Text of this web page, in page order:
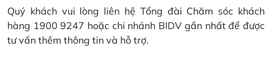
Quý khách vui lòng liên hệ Tổng đài Chăm sóc khách
hàng 1900 9247 hoặc chi nhánh BIDV gần nhất để được
tư vấn thêm thông tin và hỗ trợ.